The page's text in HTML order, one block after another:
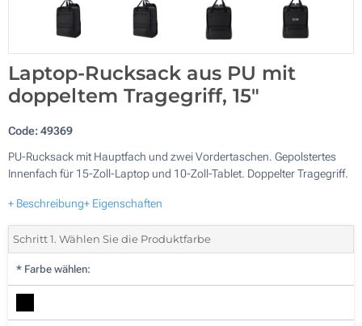
Laptop-Rucksack aus PU mit
doppeltem Tragegriff, 15"
Code:49369
PU-Rucksack mit Hauptfach und zwei Vordertaschen. Gepolstertes
Innenfach für 15-Zoll-Laptop und 10-Zoll-Tablet. Doppelter Tragegriff.
+ Beschreibung+ Eigenschaften
Schritt 1. Wählen Sie die Produktfarbe
* Farbe wählen: